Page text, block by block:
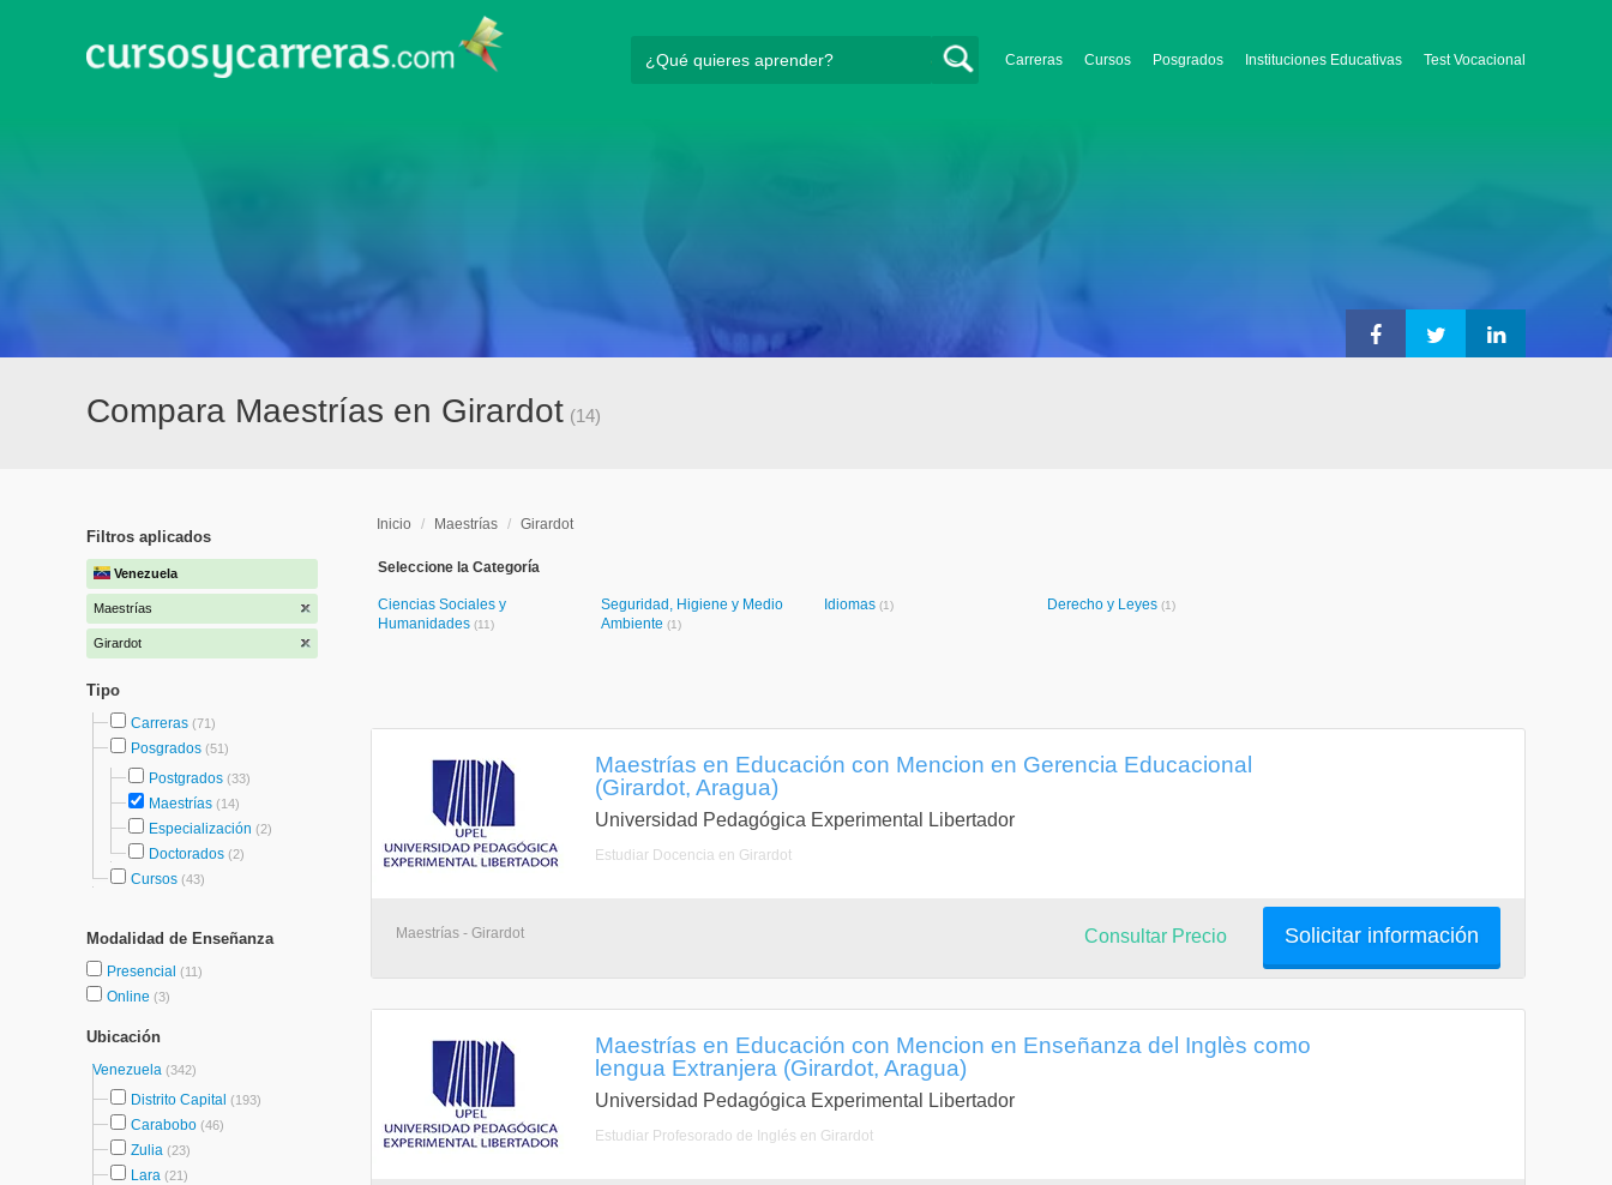
Carreras Cursos Posgrados Instituciones Educativas Test Vocacional
Compara Maestrías en Girardot (14)
Filtros aplicados
Venezuela
Maestrías
Girardot
Tipo
Carreras (71)
Posgrados (51)
Postgrados (33)
Maestrías (14)
Especialización (2)
Doctorados (2)
Cursos (43)
Modalidad de Enseñanza
Presencial (11)
Online (3)
Ubicación
Venezuela (342)
Distrito Capital (193)
Carabobo (46)
Zulia (23)
Lara (21)
Inicio / Maestrías / Girardot
Seleccione la Categoría
Ciencias Sociales y
Humanidades (11)
Seguridad, Higiene y Medio
Ambiente (1)
Idiomas (1) Derecho y Leyes (1)
Maestrías en Educación con Mencion en Gerencia Educacional
(Girardot, Aragua)
Universidad Pedagógica Experimental Libertador
Estudiar Docencia en Girardot
Maestrías - Girardot Solicitar información
Consultar Precio
Maestrías en Educación con Mencion en Enseñanza del Inglès como
lengua Extranjera (Girardot, Aragua)
Universidad Pedagógica Experimental Libertador
Estudiar Profesorado de Inglés en Girardot